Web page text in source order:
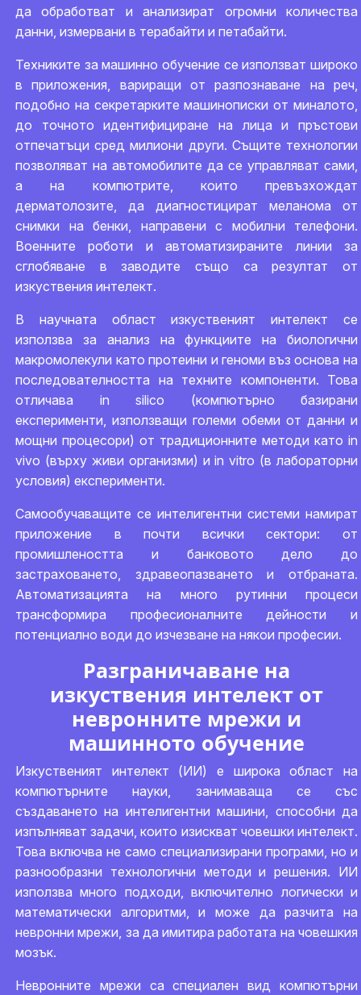
да обработват и анализират огромни количества
данни, измервани в терабайти и петабайти.
Техниките за машинно обучение се използват широко
в приложения, вариращи от разпознаване на реч,
подобно на секретарките машинописки от миналото,
до точното идентифициране на лица и пръстови
отпечатъци сред милиони други. Същите технологии
позволяват на автомобилите да се управляват сами,
а на компютрите, които превъзхождат
дерматолозите, да диагностицират меланома от
снимки на бенки, направени с мобилни телефони.
Военните роботи и автоматизираните линии за
сглобяване в заводите също са резултат от
изкуствения интелект.
В научната област изкуственият интелект се
използва за анализ на функциите на биологични
макромолекули като протеини и геноми въз основа на
последователността на техните компоненти. Това
отличава in silico (компютърно базирани
експерименти, използващи големи обеми от данни и
мощни процесори) от традиционните методи като in
vivo (върху живи организми) и in vitro (в лабораторни
условия) експерименти.
Самообучаващите се интелигентни системи намират
приложение в почти всички сектори: от
промишлеността и банковото дело до
застраховането, здравеопазването и отбраната.
Автоматизацията на много рутинни процеси
трансформира професионалните дейности и
потенциално води до изчезване на някои професии.
Разграничаване на
изкуствения интелект от
невронните мрежи и
машинното обучение
Изкуственият интелект (ИИ) е широка област на
компютърните науки, занимаваща се със
създаването на интелигентни машини, способни да
изпълняват задачи, които изискват човешки интелект.
Това включва не само специализирани програми, но и
разнообразни технологични методи и решения. ИИ
използва много подходи, включително логически и
математически алгоритми, и може да разчита на
невронни мрежи, за да имитира работата на човешкия
мозък.
Невронните мрежи са специален вид компютърни